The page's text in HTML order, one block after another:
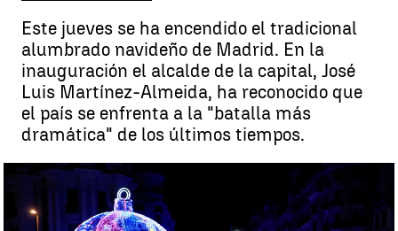
Este jueves se ha encendido el tradicional
alumbrado navideño de Madrid. En la
inauguración el alcalde de la capital, José
Luis Martínez-Almeida, ha reconocido que
el país se enfrenta a la "batalla más
dramática" de los últimos tiempos.
Una doctora, una policía, una bombera y un sanitario encienden las
luces de Navidad en Madrid |